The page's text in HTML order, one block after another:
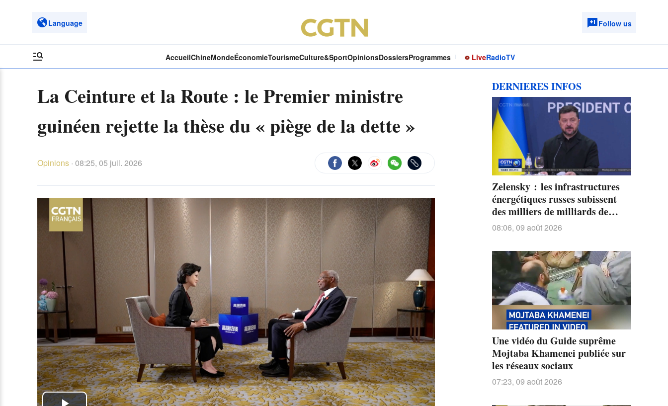
Language Follow us
AccueilChineMondeÉconomieTourismeCulture&SportOpinionsDossiersProgrammes LiveRadioTV
La Ceinture et la Route : le Premier ministre
guinéen rejette la thèse du « piège de la dette »
Opinions· 08:25, 05 juil. 2026
DERNIERES INFOS
Zelensky : les infrastructures
énergétiques russes subissent
des milliers de milliards de
roubles de pertes
08:06, 09 août 2026
Une vidéo du Guide suprême
Mojtaba Khamenei publiée sur
les réseaux sociaux
07:23, 09 août 2026